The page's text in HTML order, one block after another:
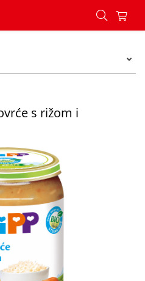
povrće s rižom i puretinom
s rižom i